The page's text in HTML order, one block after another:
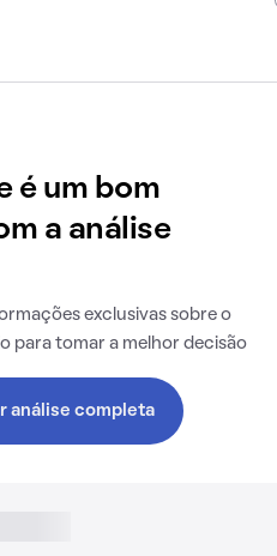
é um bom
a análise
exclusivas sobre o
para tomar a melhor decisão
análise completa